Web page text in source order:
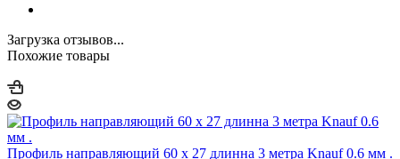
Загрузка отзывов...
Похожие товары
Профиль направляющий 60 x 27 длинна 3 метра Knauf 0.6 мм .